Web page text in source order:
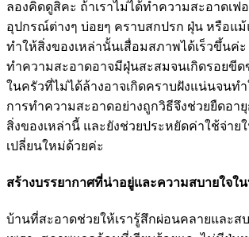
ลองคิดดูสิคะ ถ้าเราไม่ได้ทำความสะอาดเฟ
อุปกรณ์ต่างๆ บ่อยๆ คราบสกปรก ฝุ่น หรือแ
ทำให้สิ่งของเหล่านั้นเสื่อมสภาพได้เร็วขึ้นค่
ทำความสะอาดอาจมีฝุ่นสะสมจนเกิดรอยขี
ในครัวที่ไม่ได้ล้างอาจเกิดคราบฝังแน่นจนท
การทำความสะอาดอย่างถูกวิธีจึงช่วยยืดอา
สิ่งของเหล่านี้ และยังช่วยประหยัดค่าใช้จ่าย
เปลี่ยนใหม่ด้วยค่ะ
สร้างบรรยากาศที่น่าอยู่และความสบายใจใ
บ้านที่สะอาดช่วยให้เรารู้สึกผ่อนคลายและส